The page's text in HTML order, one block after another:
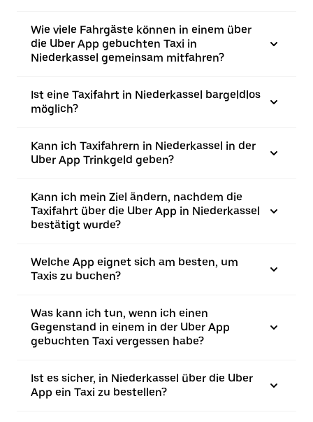
Wie viele Fahrgäste können in einem über
die Uber App gebuchten Taxi in
Niederkassel gemeinsam mitfahren?
Ist eine Taxifahrt in Niederkassel bargeldlos
möglich?
Kann ich Taxifahrern in Niederkassel in der
Uber App Trinkgeld geben?
Kann ich mein Ziel ändern, nachdem die
Taxifahrt über die Uber App in Niederkassel
bestätigt wurde?
Welche App eignet sich am besten, um
Taxis zu buchen?
Was kann ich tun, wenn ich einen
Gegenstand in einem in der Uber App
gebuchten Taxi vergessen habe?
Ist es sicher, in Niederkassel über die Uber
App ein Taxi zu bestellen?